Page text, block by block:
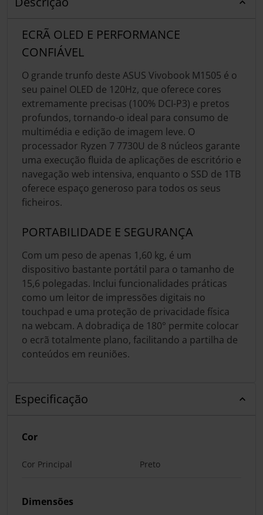
ECRÃ OLED E PERFORMANCE
CONFIÁVEL
O grande trunfo deste ASUS Vivobook M1505 é o
seu painel OLED de 120Hz, que oferece cores
extremamente precisas (100% DCI-P3) e pretos
profundos, tornando-o ideal para consumo de
multimédia e edição de imagem leve. O
processador Ryzen 7 7730U de 8 núcleos garante
uma execução fluida de aplicações de escritório e
navegação web intensiva, enquanto o SSD de 1TB
oferece espaço generoso para todos os seus
ficheiros.
PORTABILIDADE E SEGURANÇA
Com um peso de apenas 1,60 kg, é um
dispositivo bastante portátil para o tamanho de
15,6 polegadas. Inclui funcionalidades práticas
como um leitor de impressões digitais no
touchpad e uma proteção de privacidade física
na webcam. A dobradiça de 180° permite colocar
o ecrã totalmente plano, facilitando a partilha de
conteúdos em reuniões.
Especificação
Cor
Cor Principal Preto
Dimensões